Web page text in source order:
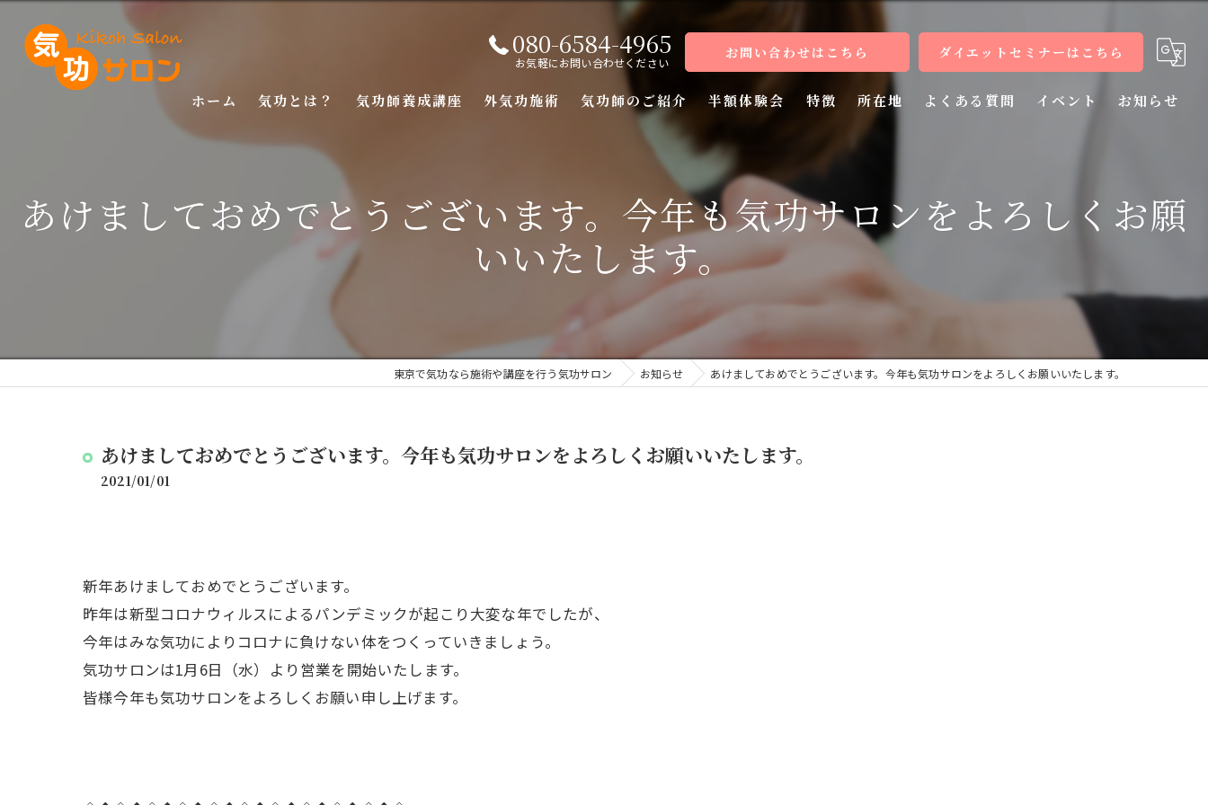
080-6584-4965
お気軽にお問い合わせください
お問い合わせはこちら ダイエットセミナーはこちら
ホーム 気功とは？ 気功師養成講座
基礎講座
マスターコース
外気功施術 気功師のご紹介 半額体験会 特徴
病気
所在地 よくある質問 イベント お知らせ
あけましておめでとうございます。今年も気功サロンをよろしくお願
いいたします。
東京で気功なら施術や講座を行う気功サロン お知らせ あけましておめでとうございます。今年も気功サロンをよろしくお願いいたします。
あけましておめでとうございます。今年も気功サロンをよろしくお願いいたします。
2021/01/01
新年あけましておめでとうございます。
昨年は新型コロナウィルスによるパンデミックが起こり大変な年でしたが、
今年はみな気功によりコロナに負けない体をつくっていきましょう。
気功サロンは1月6日（水）より営業を開始いたします。
皆様今年も気功サロンをよろしくお願い申し上げます。